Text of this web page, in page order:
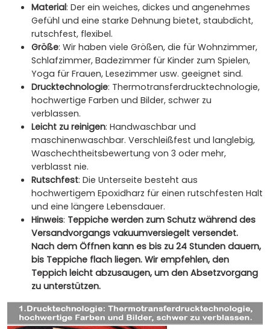
Material: Der ein weiches, dickes und angenehmes
Gefühl und eine starke Dehnung bietet, staubdicht,
rutschfest, flexibel.
Größe: Wir haben viele Größen, die für Wohnzimmer,
Schlafzimmer, Badezimmer für Kinder zum Spielen,
Yoga für Frauen, Lesezimmer usw. geeignet sind.
Drucktechnologie: Thermotransferdrucktechnologie,
hochwertige Farben und Bilder, schwer zu
verblassen.
Leicht zu reinigen: Handwaschbar und
maschinenwaschbar. Verschleißfest und langlebig,
Waschechtheitsbewertung von 3 oder mehr,
verblasst nie.
Rutschfest: Die Unterseite besteht aus
hochwertigem Epoxidharz für einen rutschfesten Halt
und eine längere Lebensdauer.
Hinweis: Teppiche werden zum Schutz während des
Versandvorgangs vakuumversiegelt versendet.
Nach dem Öffnen kann es bis zu 24 Stunden dauern,
bis Teppiche flach liegen. Wir empfehlen, den
Teppich leicht abzusaugen, um den Absetzvorgang
zu unterstützen.